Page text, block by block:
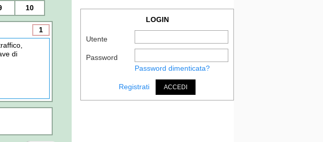
10
1
di
LOGIN
Utente
Password
Password dimenticata?
Registrati ACCEDI